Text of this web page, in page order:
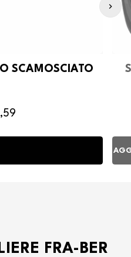
SCAMOSCIATO
FRA-BER